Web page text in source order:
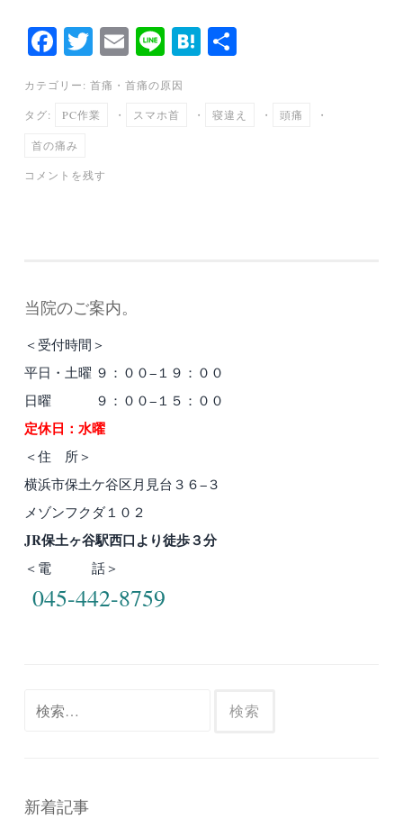
Fa
ce
bo
ok
T
wi
tte
r
E
m
ail
Li
ne
H
a
カテゴリー: 首痛 ・ 首痛の原因
タグ: PC作業 ・ スマホ首 ・ 寝違え ・ 頭痛 ・
首の痛み
コメントを残す
当院のご案内。
＜受付時間＞
平日・土曜 ９：００−１９：００
日曜 ９：００−１５：００
定休日：水曜
＜住 所＞
横浜市保土ケ谷区月見台３６−３
メゾンフクダ１０２
JR保土ヶ谷駅西口より徒歩３分
＜電 話＞
045-442-8759
新着記事